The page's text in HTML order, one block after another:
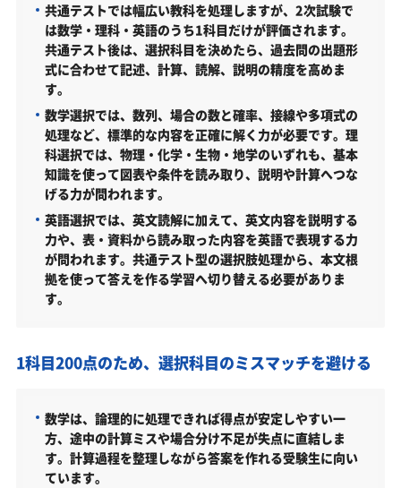
私費外国人留学生選抜（生物資源科学部／2026年度）
島根大学生物資源科学部はどんなところ？
学科・専攻（コース）の概要
難易度（前年度の入試結果に基づく指標）
取得できる資格・主な卒業後の進路
島根大学生物資源科学部の所在地
島根大学生物資源科学部の周辺地図
「島根大学生物資源科学部に受かる気がしない」と
やる気をなくしている受験生へ
受験勉強を始めるのが遅くても島根大学生物資源科
のポイント
源科学部受験も対応可能
浪人生、社会人の方の島根大学生物資源科学部合格
に向けた受験対策も実施
共通テストでは幅広い教科を処理しますが、2次試験で
は数学・理科・英語のうち1科目だけが評価されます。
共通テスト後は、選択科目を決めたら、過去問の出題形
式に合わせて記述、計算、読解、説明の精度を高めま
す。
数学選択では、数列、場合の数と確率、接線や多項式の
処理など、標準的な内容を正確に解く力が必要です。理
科選択では、物理・化学・生物・地学のいずれも、基本
知識を使って図表や条件を読み取り、説明や計算へつな
げる力が問われます。
英語選択では、英文読解に加えて、英文内容を説明する
力や、表・資料から読み取った内容を英語で表現する力
が問われます。共通テスト型の選択肢処理から、本文根
拠を使って答えを作る学習へ切り替える必要がありま
す。
1科目200点のため、選択科目のミスマッチを避ける
数学は、論理的に処理できれば得点が安定しやすい一
方、途中の計算ミスや場合分け不足が失点に直結しま
す。計算過程を整理しながら答案を作れる受験生に向い
ています。